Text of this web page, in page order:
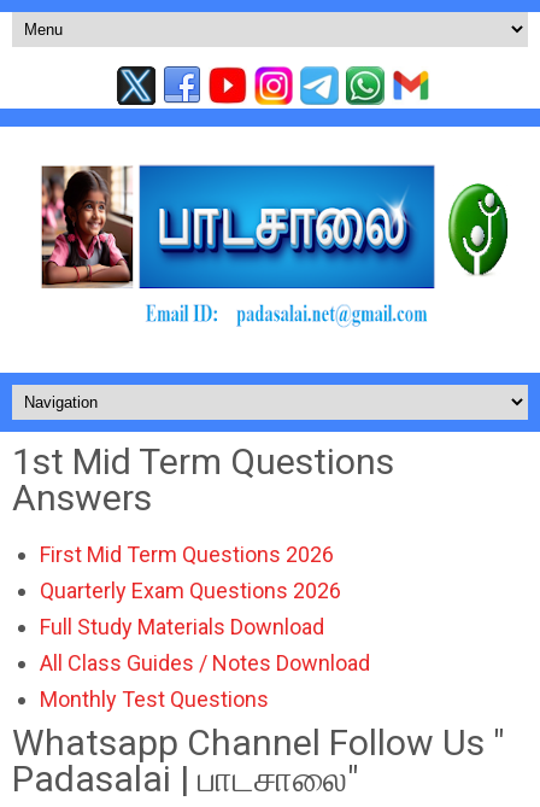
1st Mid Term Questions
Answers
First Mid Term Questions 2026
Quarterly Exam Questions 2026
Full Study Materials Download
All Class Guides / Notes Download
Monthly Test Questions
Whatsapp Channel Follow Us "
Padasalai | பாடசாலை"